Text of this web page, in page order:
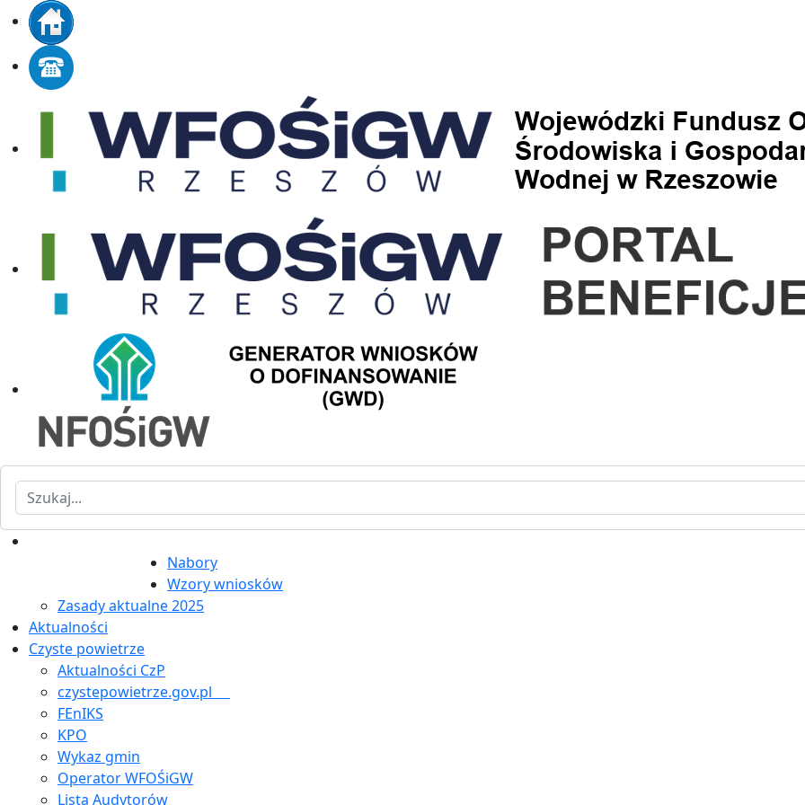
Szukaj
Nabory
Wzory wniosków
Zasady aktualne 2025
Aktualności
Czyste powietrze
Aktualności CzP
czystepowietrze.gov.pl
FEnIKS
KPO
Wykaz gmin
Operator WFOŚiGW
Lista Audytorów